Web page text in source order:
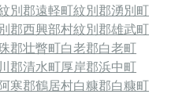
別郡遠軽町紋別郡湧別町
郡西興部村紋別郡雄武町
郡壮瞥町白老郡白老町
郡清水町厚岸郡浜中町
寒郡鶴居村白糠郡白糠町